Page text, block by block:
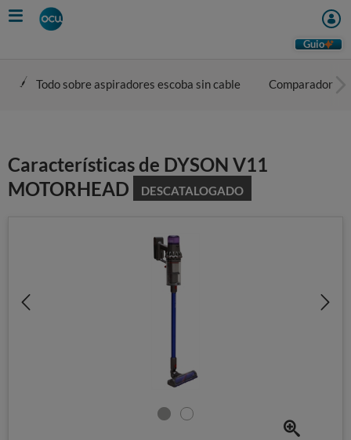
Skip
to
Guio
Todo sobre aspiradores escoba sin cable Comparador
Características de DYSON V11
MOTORHEAD
DESCATALOGADO